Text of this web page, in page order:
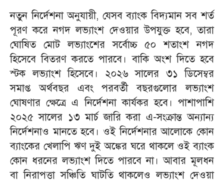
নতুন নির্দেশনা অনুযায়ী, যেসব ব্যাংক বিদ্যমান সব শর্ত
পূরণ করে নগদ লভ্যাংশ দেওয়ার উপযুক্ত হবে, তারা
ঘোষিত মোট লভ্যাংশের সর্বোচ্চ ৫০ শতাংশ নগদ
হিসেবে বিতরণ করতে পারবে। বাকি অংশ দিতে হবে
স্টক লভ্যাংশ হিসেবে। ২০২৬ সালের ৩১ ডিসেম্বর
সমাপ্ত অর্থবছর এবং পরবর্তী বছরগুলোর লভ্যাংশ
ঘোষণার ক্ষেত্রে এ নির্দেশনা কার্যকর হবে। পাশাপাশি
২০২৫ সালের ১৩ মার্চ জারি করা এ-সংক্রান্ত অন্যান্য
নির্দেশনাও মানতে হবে। ওই নির্দেশনার আলোকে কোন
ব্যাংকের খেলাপি ঋণ দুই অঙ্কের ঘরে থাকলে ওই ব্যাংক
কোন ধরনের লভ্যাংশ দিতে পারবে না। আবার মূলধন
বা নিরাপত্তা সঞ্চিতি ঘাটতি থাকলেও লভ্যাংশ দেওয়া